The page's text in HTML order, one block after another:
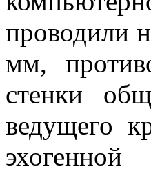
проводили
мм,
стенки
ведущего